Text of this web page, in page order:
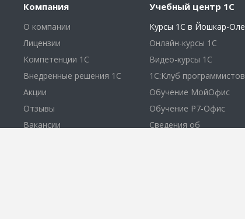
Компания
О компании
Лицензии
Компетенции 1С
Внедренные решения 1С
Акции
Отзывы
Вакансии
Учебный центр 1С
Курсы 1С в Йошкар-Оле
Онлайн-курсы 1С
Видео-курсы 1С
1С:Клуб программистов
Обучение МойОфис
Обучение Р7-Офис
Сведения об